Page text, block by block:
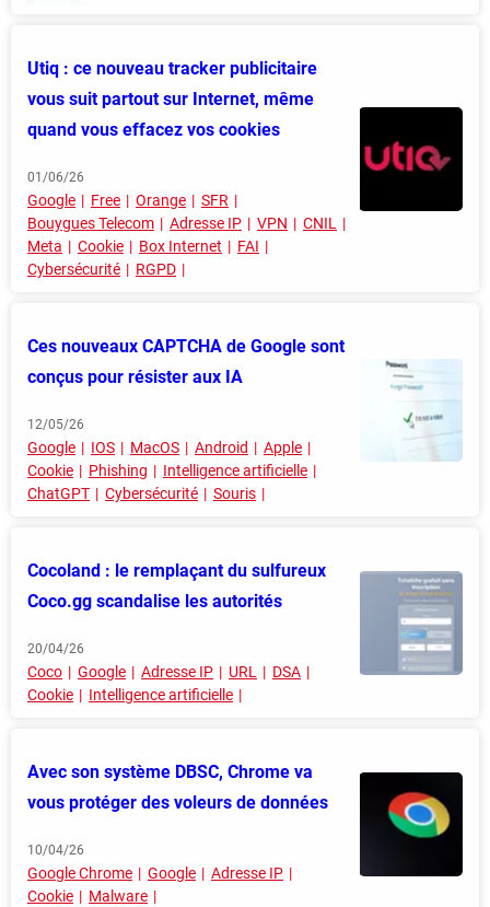
Utiq : ce nouveau tracker publicitaire
vous suit partout sur Internet, même
quand vous effacez vos cookies
01/06/26
Google Free Orange
SFR
Bouygues Telecom
Adresse IP VPN
CNIL
Meta
Cookie Box Internet
FAI
Cybersécurité
RGPD
Ces nouveaux CAPTCHA de Google sont
conçus pour résister aux IA
12/05/26
Google IOS MacOS Android
Apple
Cookie
Phishing
Intelligence artificielle
ChatGPT
Cybersécurité Souris
Cocoland : le remplaçant du sulfureux
Coco.gg scandalise les autorités
20/04/26
Coco Google Adresse IP URL
DSA
Cookie
Intelligence artificielle
Avec son système DBSC, Chrome va
vous protéger des voleurs de données
10/04/26
Google Chrome Google
Adresse IP
Cookie
Malware